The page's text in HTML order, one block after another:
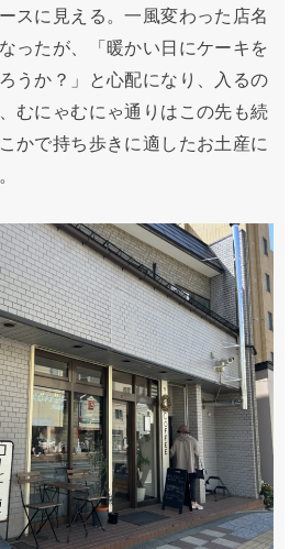
スに見える。一風変わった店名
ったが、「暖かい日にケーキを
うか？」と心配になり、入るの
むにゃむにゃ通りはこの先も続
かで持ち歩きに適したお土産に